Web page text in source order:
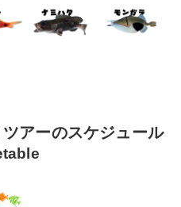
アーのスケジュール